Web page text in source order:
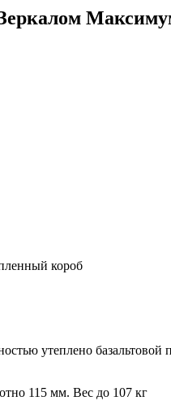
короб
утеплено базальтовой
115 мм. Вес до 107 кг